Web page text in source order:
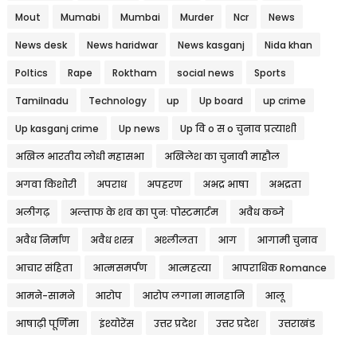
Mout Mumabi Mumbai Murder Ncr News
News desk News haridwar News kasganj Nida khan
Poltics Rape Roktham social news Sports
Tamilnadu Technology up Up board up crime
Up kasganj crime Up news Up वि o स o चुनाव प्रत्याशी
अखिल भारतीय लोधी महासभा अखिलेश का चुनावी माहौल
अगवा किशोरी अपराध अपहरण अभद्र भाषा अभद्रता
अलीगढ़ अल्ताफ के शव का पुनः पोस्टमार्टम अवैध कब्जे
अवैध निर्माण अवैध शस्त्र अश्लीलता आग आगामी चुनाव
आचार संहिता आत्मसमर्पण आत्महत्या आपराधिक Romance
आमने-सामने आरोप आरोप लगाना मानहानि आलू
आषाढ़ी पूर्णिमा इंश्योरेंस उत्तर प्रदेश उत्तर प्रदेश उत्तराखंड